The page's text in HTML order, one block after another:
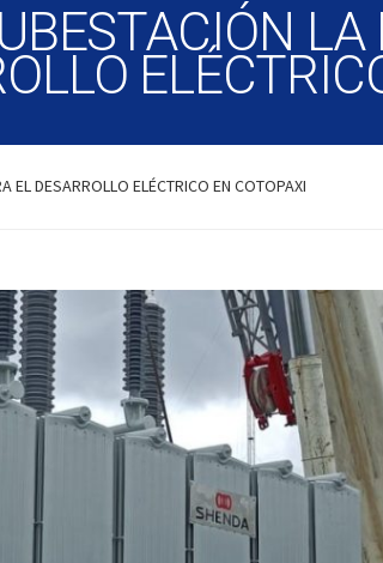
EL DESARROLLO ELÉCTRICO EN COTOPAXI